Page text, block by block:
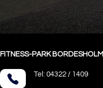
FITNESS-PARK BORDESHOLM
Tel: 04322 / 1409